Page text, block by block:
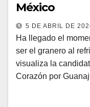
México
5 DE ABRIL DE
Ha llegado el
ser el granero al
visualiza la
Corazón por